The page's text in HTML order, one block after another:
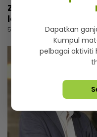
Zizan Razak
lawak, beri
5 jam lalu
Dapatkan
Kumpul
pelbagai aktiviti